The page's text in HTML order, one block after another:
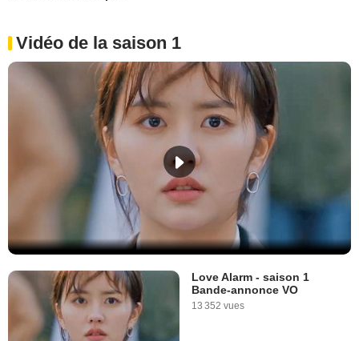
Vidéo de la saison 1
Love Alarm - saison 1
Bande-annonce VO
13 352 vues